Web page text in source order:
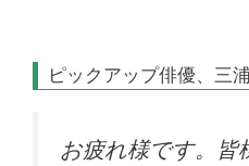
ピックアップ俳優、三
お疲れ様です。皆